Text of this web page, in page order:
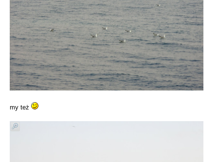
my też